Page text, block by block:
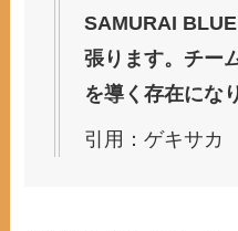
SAMURAI
張ります。チー
を導く存在にな
引用：ゲキサカ